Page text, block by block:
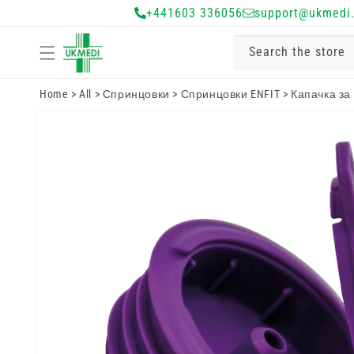
съдържанието
+441603 336056
Search the store
Home >All > Спринцовки > Спринцовки ENFIT > Капачка